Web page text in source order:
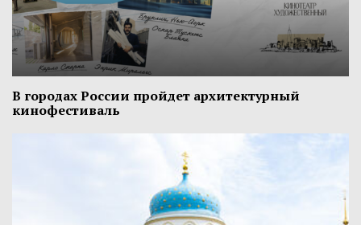
В городах России пройдет архитектурный
кинофестиваль